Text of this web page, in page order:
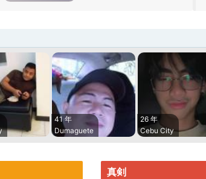
41 年
Dumaguete
26 年
Cebu City
真剣